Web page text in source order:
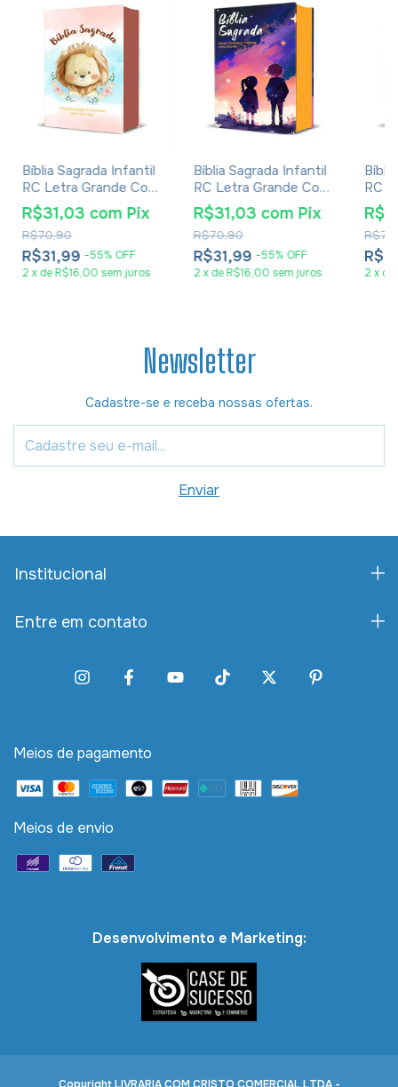
Bíblia Sagrada Infantil
RC Letra Grande Com
Harpa Avivada E
Corinhos Capa Dura
Pequena Leão
Aquarela
R$31,99 -55% OFF
R$70,90
R$31,03 com Pix
2 xdeR$16,00 sem juros
Bíblia Sagrada Infantil
RC Letra Grande Com
Harpa Avivada E
Corinhos Capa Dura
Pequena Estrelas
R$31,99 -55% OFF
R$70,90
R$31,03 com Pix
2 xdeR$16,00 sem juros
RC
2 x de
Newsletter
Cadastre-se e receba nossas ofertas.
Institucional
Entre em contato
Meios de pagamento
Meios de envio
Desenvolvimento e Marketing: